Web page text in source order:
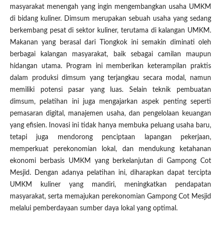
masyarakat menengah yang ingin mengembangkan usaha UMKM
di bidang kuliner. Dimsum merupakan sebuah usaha yang sedang
berkembang pesat di sektor kuliner, terutama di kalangan UMKM.
Makanan yang berasal dari Tiongkok ini semakin diminati oleh
berbagai kalangan masyarakat, baik sebagai camilan maupun
hidangan utama. Program ini memberikan keterampilan praktis
dalam produksi dimsum yang terjangkau secara modal, namun
memiliki potensi pasar yang luas. Selain teknik pembuatan
dimsum, pelatihan ini juga mengajarkan aspek penting seperti
pemasaran digital, manajemen usaha, dan pengelolaan keuangan
yang efisien. Inovasi ini tidak hanya membuka peluang usaha baru,
tetapi juga mendorong penciptaan lapangan pekerjaan,
memperkuat perekonomian lokal, dan mendukung ketahanan
ekonomi berbasis UMKM yang berkelanjutan di Gampong Cot
Mesjid. Dengan adanya pelatihan ini, diharapkan dapat tercipta
UMKM kuliner yang mandiri, meningkatkan pendapatan
masyarakat, serta memajukan perekonomian Gampong Cot Mesjid
melalui pemberdayaan sumber daya lokal yang optimal.